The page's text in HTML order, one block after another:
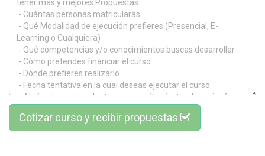
Cotizar curso y recibir propuestas